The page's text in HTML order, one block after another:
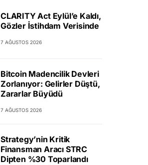
CLARITY Act Eylül’e Kaldı,
Gözler İstihdam Verisinde
7 AĞUSTOS 2026
Bitcoin Madencilik Devleri
Zorlanıyor: Gelirler Düştü,
Zararlar Büyüdü
7 AĞUSTOS 2026
Strategy’nin Kritik
Finansman Aracı STRC
Dipten %30 Toparlandı